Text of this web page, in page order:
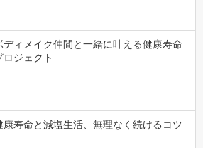
ディメイク仲間と一緒に叶える健康寿命
ロジェクト
康寿命と減塩生活、無理なく続けるコツ